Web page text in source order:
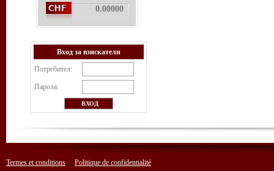
0.00000
Вход за взискатели
Потребител:
Парола:
Termes et conditions Politique de confidentialité